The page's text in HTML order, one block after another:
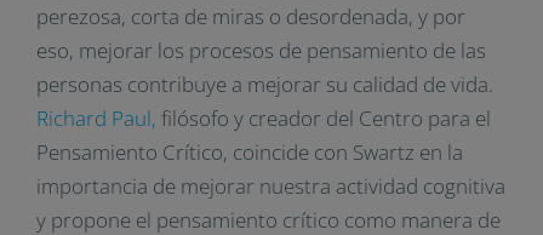
perezosa, corta de miras o desordenada, y por
eso, mejorar los procesos de pensamiento de las
personas contribuye a mejorar su calidad de vida.
Richard Paul, filósofo y creador del Centro para el
Pensamiento Crítico, coincide con Swartz en la
importancia de mejorar nuestra actividad cognitiva
y propone el pensamiento crítico como manera de